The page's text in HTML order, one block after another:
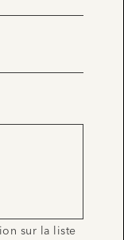
sur la liste